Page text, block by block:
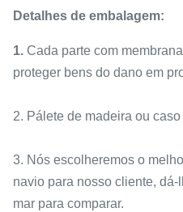
Detalhes de embalagem:
1. Cada parte com
proteger bens do dano em
2. Pálete de madeira ou
3. Nós escolheremos o
navio para nosso cliente,
mar para comparar.